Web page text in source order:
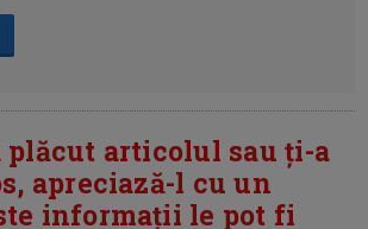
plăcut articolul sau ți-a
apreciază-l cu un
informații le pot fi